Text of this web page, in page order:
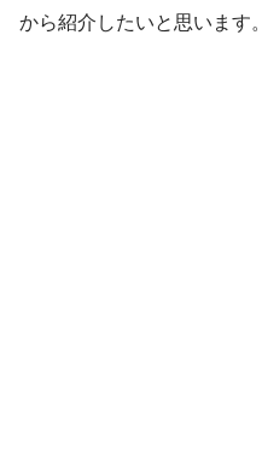
から紹介したいと思います。